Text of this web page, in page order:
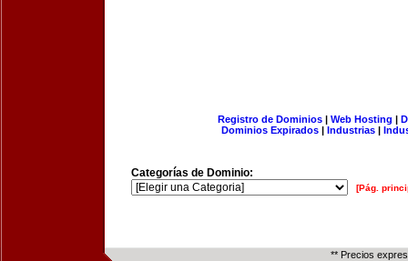
Registro de Dominios| Web Hosting |
Dominios Expirados | Industrias |
Categorías de Dominio:
[Pág.
** Precios